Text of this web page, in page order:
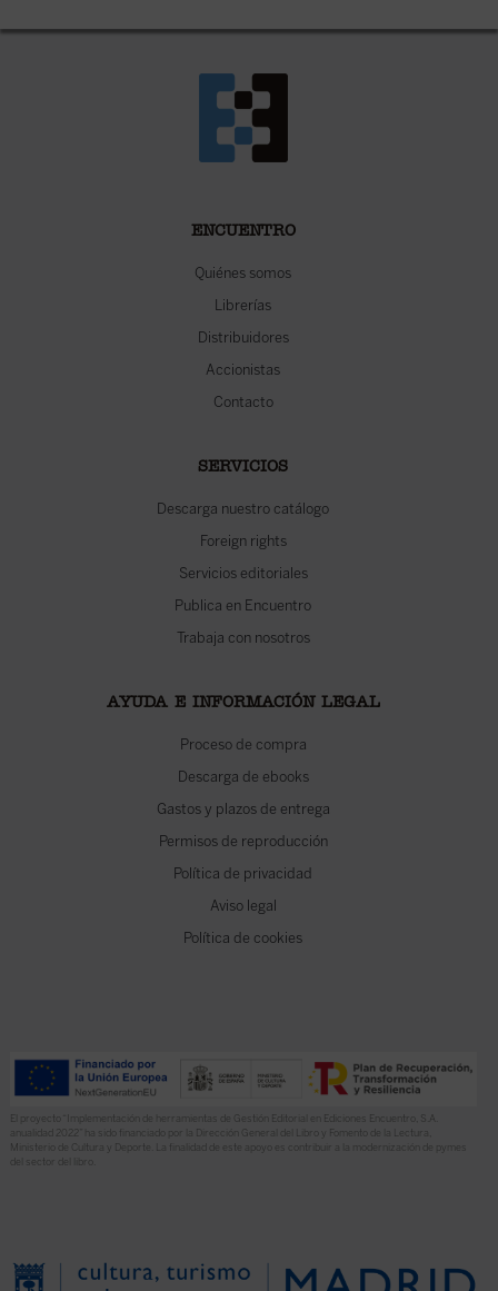
ENCUENTRO
Quiénes somos
Librerías
Distribuidores
Accionistas
Contacto
SERVICIOS
Descarga nuestro catálogo
Foreign rights
Servicios editoriales
Publica en Encuentro
Trabaja con nosotros
AYUDA E INFORMACIÓN LEGAL
Proceso de compra
Descarga de ebooks
Gastos y plazos de entrega
Permisos de reproducción
Política de privacidad
Aviso legal
Política de cookies
El proyecto “Implementación de herramientas de Gestión Editorial en Ediciones Encuentro, S.A.
anualidad 2022” ha sido financiado por la Dirección General del Libro y Fomento de la Lectura,
Ministerio de Cultura y Deporte. La finalidad de este apoyo es contribuir a la modernización de pymes
del sector del libro.